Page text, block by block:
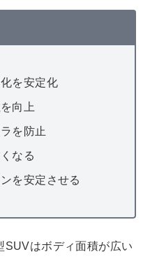
を安定化
向上
を防止
なる
を安定させる
SUVはボディ面積が広い